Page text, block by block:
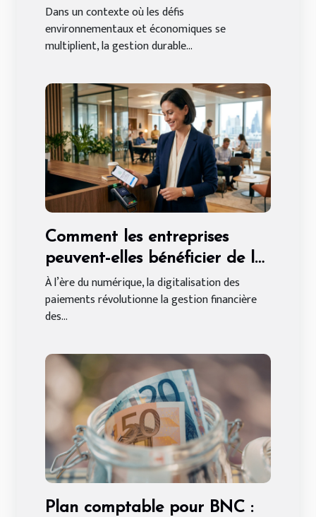
ressources en entreprise
Dans un contexte où les défis
environnementaux et économiques se
multiplient, la gestion durable...
Comment les entreprises
peuvent-elles bénéficier de la
digitalisation des paiements ?
À l’ère du numérique, la digitalisation des
paiements révolutionne la gestion financière
des...
Plan comptable pour BNC :